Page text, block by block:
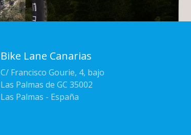
Bike Lane Canarias
C/ Francisco Gourie, 4, bajo
Las Palmas de GC 35002
Las Palmas - España